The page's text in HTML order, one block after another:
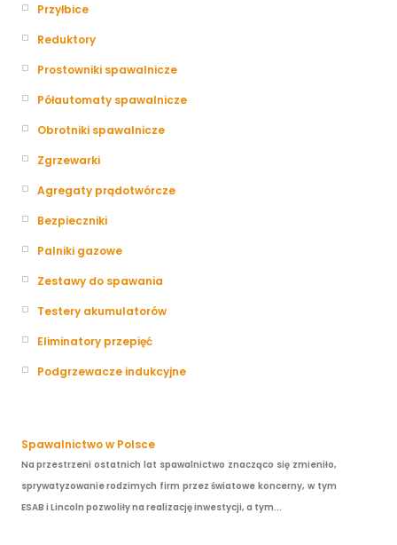
Przyłbice
Reduktory
Prostowniki spawalnicze
Półautomaty spawalnicze
Obrotniki spawalnicze
Zgrzewarki
Agregaty prądotwórcze
Bezpieczniki
Palniki gazowe
Zestawy do spawania
Testery akumulatorów
Eliminatory przepięć
Podgrzewacze indukcyjne
Spawalnictwo w Polsce
Na przestrzeni ostatnich lat spawalnictwo znacząco się zmieniło,
sprywatyzowanie rodzimych firm przez światowe koncerny, w tym
ESAB i Lincoln pozwoliły na realizację inwestycji, a tym...